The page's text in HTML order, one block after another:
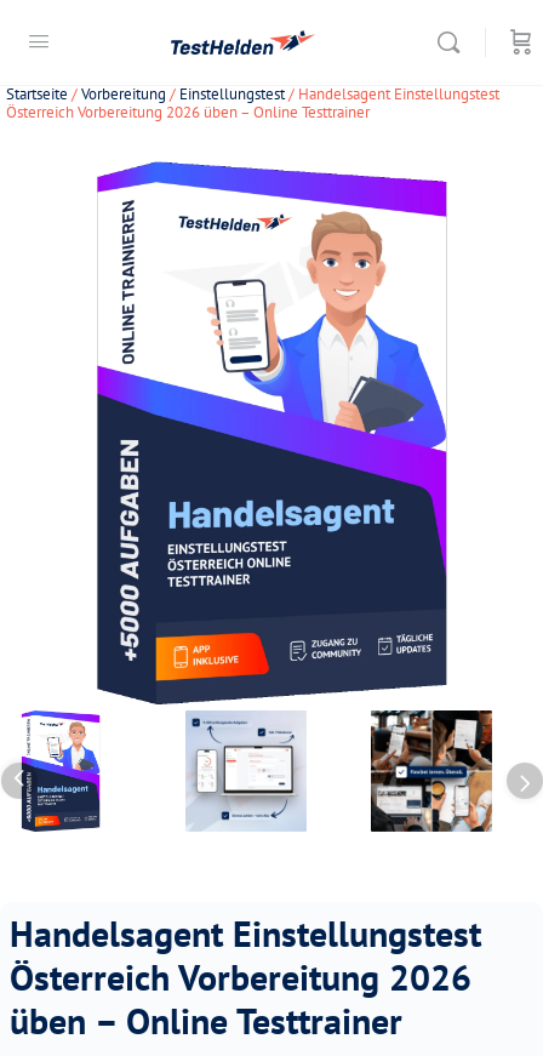
Startseite /Vorbereitung / Einstellungstest/ Handelsagent Einstellungstest
Österreich Vorbereitung 2026 üben – Online Testtrainer
Handelsagent Einstellungstest
Österreich Vorbereitung 2026
üben – Online Testtrainer